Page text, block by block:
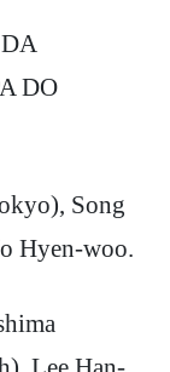
DO
Song
Hyen-woo.